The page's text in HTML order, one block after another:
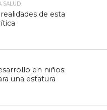
SALUD
de esta
en niños:
una estatura